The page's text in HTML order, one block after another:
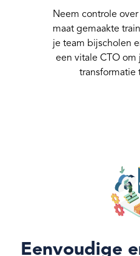
Neem controle
maat gemaakte
je team bijscholen
een vitale CTO
transformatie
Eenvoudige